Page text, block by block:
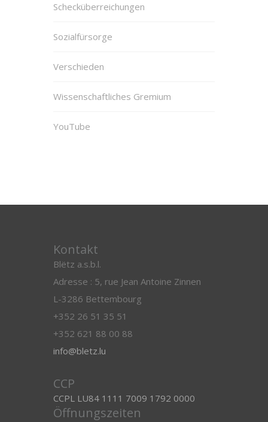
Schecküberreichungen
Sozialfürsorge
Verschieden
Wissenschaftliches Gremium
YouTube
Kontakt
Blëtz a.s.b.l.
Adresse : 5, rue Jean Antoine Zinnen
L-3286 Bettembourg
+352 26 51 35 51
+352 621 88 00 88
info@bletz.lu
CCP
CCPL LU84 1111 7009 1792 0000
Öffnungszeiten